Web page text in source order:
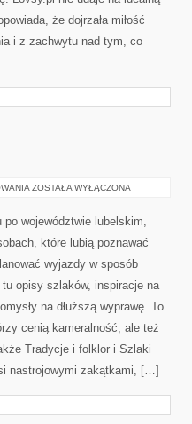
że dojrzała miłość
i z zachwytu nad tym, co
KRAŚNIK
ZOSTAŁA WYŁĄCZONA
po województwie lubelskim,
które lubią poznawać
wyjazdy w sposób
opisy szlaków, inspiracje na
na dłuższą wyprawę. To
cenią kameralność, ale też
Tradycje i folklor i Szlaki
nastrojowymi zakątkami, […]